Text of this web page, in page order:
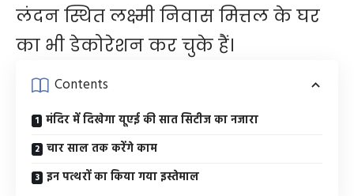
लंदन स्थित लक्ष्मी निवास मित्तल के घर
का भी डेकोरेशन कर चुके हैं।
Contents
मंदिर में दिखेगा यूएई की सात सिटीज का नजारा
चार साल तक करेंगे काम
इन पत्थरों का किया गया इस्तेमाल